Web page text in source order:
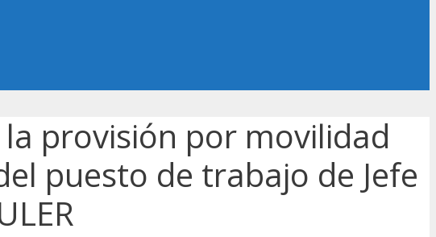
provisión por movilidad
puesto de trabajo de Jefe